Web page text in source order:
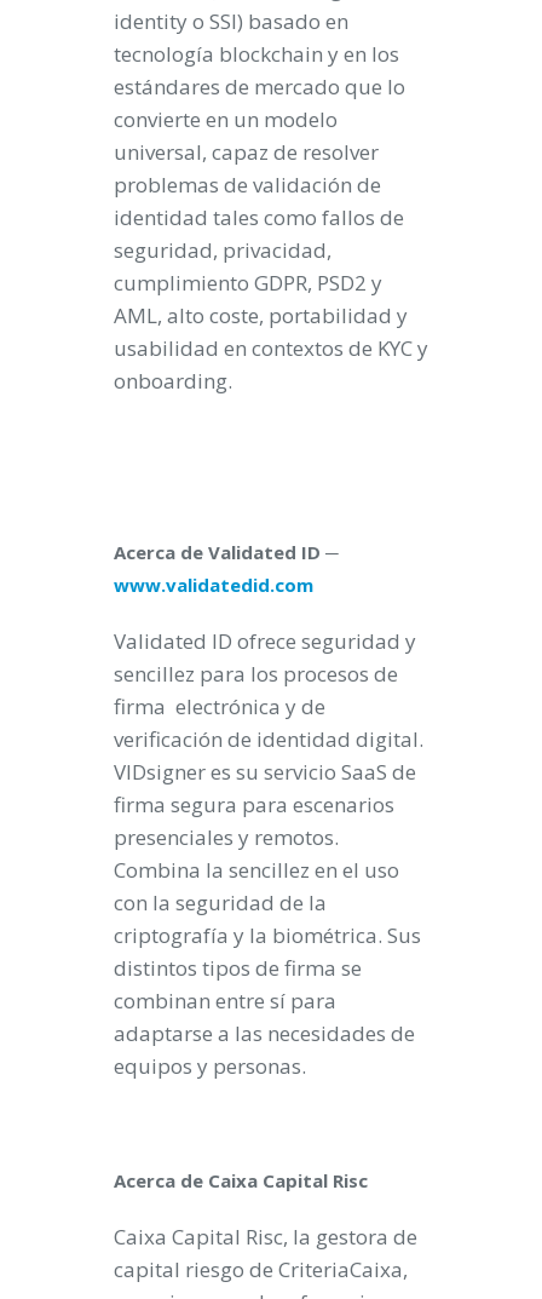
identity o SSI) basado en
tecnología blockchain y en los
estándares de mercado que lo
convierte en un modelo
universal, capaz de resolver
problemas de validación de
identidad tales como fallos de
seguridad, privacidad,
cumplimiento GDPR, PSD2 y
AML, alto coste, portabilidad y
usabilidad en contextos de KYC y
onboarding.
Acerca de Validated ID ─
www.validatedid.com
Validated ID ofrece seguridad y
sencillez para los procesos de
firma electrónica y de
verificación de identidad digital.
VIDsigner es su servicio SaaS de
firma segura para escenarios
presenciales y remotos.
Combina la sencillez en el uso
con la seguridad de la
criptografía y la biométrica. Sus
distintos tipos de firma se
combinan entre sí para
adaptarse a las necesidades de
equipos y personas.
Acerca de Caixa Capital Risc
Caixa Capital Risc, la gestora de
capital riesgo de CriteriaCaixa,